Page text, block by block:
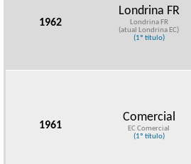
1962
Londrina FR
Londrina FR
(atual Londrina EC)
(1º título)
1961
Comercial
EC Comercial
(1º título)